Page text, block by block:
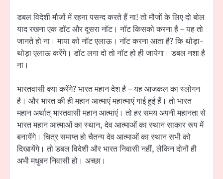
डबल विदेशी मौजों में रहना पसन्द करते हैं ना! तो मौजों के लिए दो बोल
याद रखना एक डॉट और दूसरा नॉट। नॉट किसको करना है – यह तो
जानते हो ना। माया को नॉट एलाऊ। नॉट करना आता है? कि थोड़ा-
थोड़ा एलाऊ करेंगे। डॉट लगा दो तो नॉट हो ही जायेगा। डबल नशा है
ना।
भारतवासी क्या करेंगे? भारत महान देश है – यह आजकल का स्लोगन
है। और भारत की ही महान आत्माएं महात्माएं गाई हुई हैं। तो भारत
महान अर्थात् भारतवासी महान आत्माएं। तो हर समय अपनी महानता से
भारत महान आत्माओं का स्थान, देव आत्माओं का स्थान साकार रूप में
बनायेंगे। चित्र समाप्त हो चैतन्य देव आत्माओं का स्थान सभी को
दिखायेंगे। तो डबल विदेशी और भारत निवासी नहीं, लेकिन दोनों ही
अभी मधुबन निवासी हो। अच्छा।